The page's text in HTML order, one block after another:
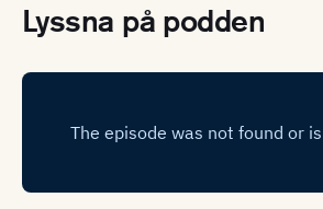
Lyssna på podden